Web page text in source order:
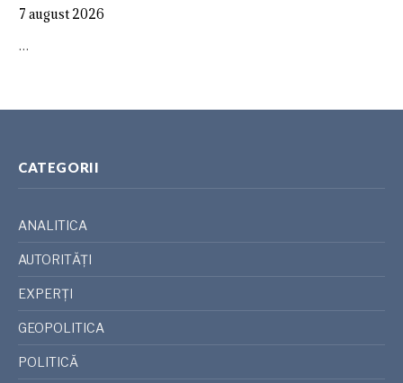
7 august 2026
…
CATEGORII
ANALITICA
AUTORITĂȚI
EXPERȚI
GEOPOLITICA
POLITICĂ